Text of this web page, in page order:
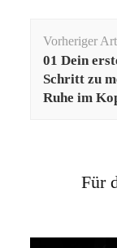
Vorheriger
01 Dein
Schritt zu
Ruhe im
Für